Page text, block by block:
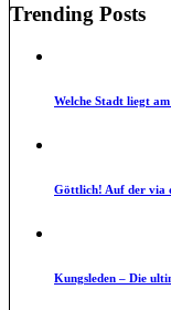
Trending Posts
Welche Stadt liegt
Göttlich! Auf der via
Kungsleden – Die